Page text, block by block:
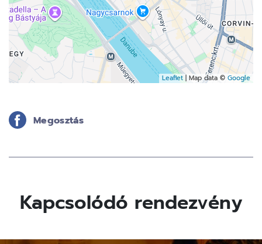
Leaflet | Map data © Google
Megosztás
Kapcsolódó rendezvény